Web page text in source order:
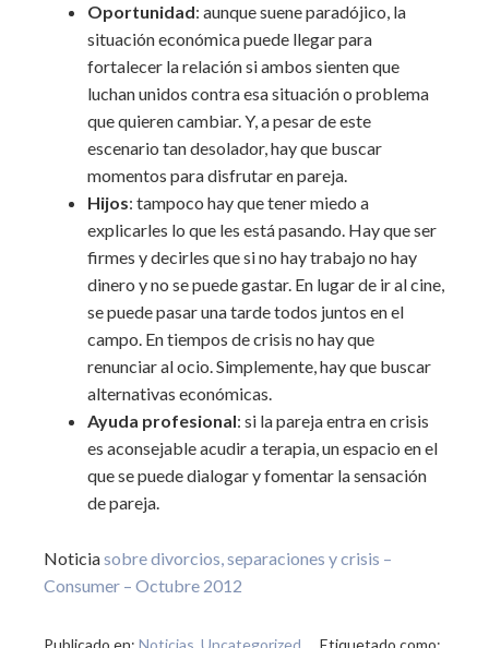
Oportunidad: aunque suene paradójico, la
situación económica puede llegar para
fortalecer la relación si ambos sienten que
luchan unidos contra esa situación o problema
que quieren cambiar. Y, a pesar de este
escenario tan desolador, hay que buscar
momentos para disfrutar en pareja.
Hijos: tampoco hay que tener miedo a
explicarles lo que les está pasando. Hay que ser
firmes y decirles que si no hay trabajo no hay
dinero y no se puede gastar. En lugar de ir al cine,
se puede pasar una tarde todos juntos en el
campo. En tiempos de crisis no hay que
renunciar al ocio. Simplemente, hay que buscar
alternativas económicas.
Ayuda profesional: si la pareja entra en crisis
es aconsejable acudir a terapia, un espacio en el
que se puede dialogar y fomentar la sensación
de pareja.
Noticiasobre divorcios, separaciones y crisis –
Consumer – Octubre 2012
Publicado en: Noticias Uncategorized Etiquetado como: